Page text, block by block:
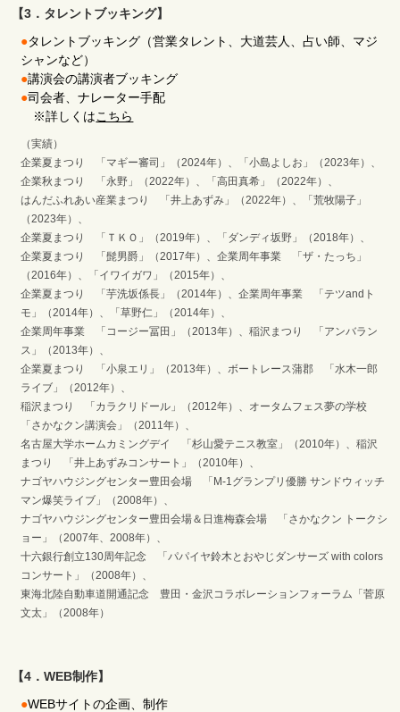
【3．タレントブッキング】
●タレントブッキング（営業タレント、大道芸人、占い師、マジ
シャンなど）
●講演会の講演者ブッキング
●司会者、ナレーター手配
※詳しくはこちら
（実績）
企業夏まつり 「マギー審司」（2024年）、「小島よしお」（2023年）、
企業秋まつり 「永野」（2022年）、「高田真希」（2022年）、
はんだふれあい産業まつり 「井上あずみ」（2022年）、「荒牧陽子」
（2023年）、
企業夏まつり 「ＴＫＯ」（2019年）、「ダンディ坂野」（2018年）、
企業夏まつり 「髭男爵」（2017年）、企業周年事業 「ザ・たっち」
（2016年）、「イワイガワ」（2015年）、
企業夏まつり 「芋洗坂係長」（2014年）、企業周年事業 「テツandト
モ」（2014年）、「草野仁」（2014年）、
企業周年事業 「コージー冨田」（2013年）、稲沢まつり 「アンバラン
ス」（2013年）、
企業夏まつり 「小泉エリ」（2013年）、ボートレース蒲郡 「水木一郎
ライブ」（2012年）、
稲沢まつり 「カラクリドール」（2012年）、オータムフェス夢の学校
「さかなクン講演会」（2011年）、
名古屋大学ホームカミングデイ 「杉山愛テニス教室」（2010年）、稲沢
まつり 「井上あずみコンサート」（2010年）、
ナゴヤハウジングセンター豊田会場 「M-1グランプリ優勝 サンドウィッチ
マン爆笑ライブ」（2008年）、
ナゴヤハウジングセンター豊田会場＆日進梅森会場 「さかなクン トークシ
ョー」（2007年、2008年）、
十六銀行創立130周年記念 「パパイヤ鈴木とおやじダンサーズ with colors
コンサート」（2008年）、
東海北陸自動車道開通記念 豊田・金沢コラボレーションフォーラム「菅原
文太」（2008年）
【4．WEB制作】
●WEBサイトの企画、制作